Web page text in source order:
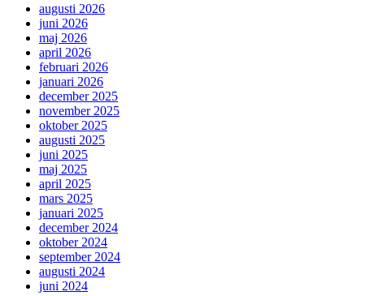
augusti 2026
juni 2026
maj 2026
april 2026
februari 2026
januari 2026
december 2025
november 2025
oktober 2025
augusti 2025
juni 2025
maj 2025
april 2025
mars 2025
januari 2025
december 2024
oktober 2024
september 2024
augusti 2024
juni 2024